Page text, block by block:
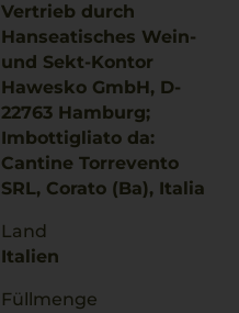
Vertrieb durch
Hanseatisches Wein-
und Sekt-Kontor
Hawesko GmbH, D-
22763 Hamburg;
Imbottigliato da:
Cantine Torrevento
SRL, Corato (Ba), Italia
Land
Italien
Füllmenge